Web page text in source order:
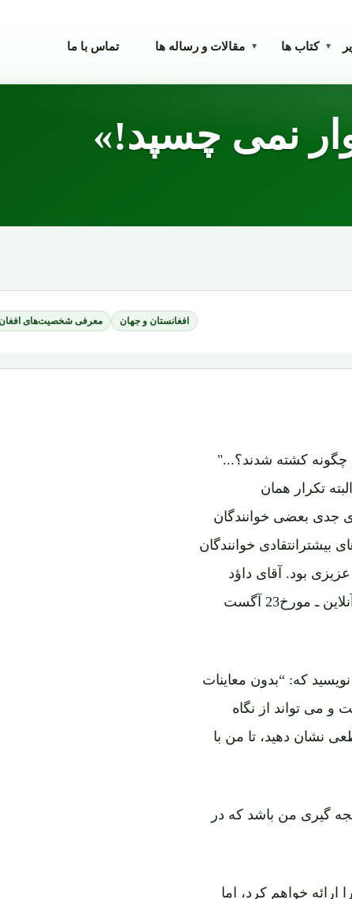
نمی چسپد!»
افغانستان و جهان معرفی شخصیت‌های افغان
چگونه کشته شدند؟..."
البته تکرار همان
2018 با عکس العمل های جدی بعضی خوانندگان
بیشترانتقادی خوانندگان
بود. آقای داؤد
ملکیار به جواب ایشان در صفحه نظر سنجی وبسایت افغان جرمن آنلاین ـ مورخ23 آگست
که: “بدون معاینات
می تواند از نگاه
نشان دهید، تا من با
گیری من باشد که در
خواهم کرد، اما